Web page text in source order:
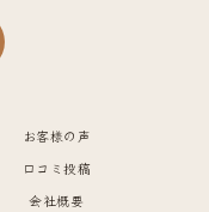
お客様の声
口コミ投稿
会社概要